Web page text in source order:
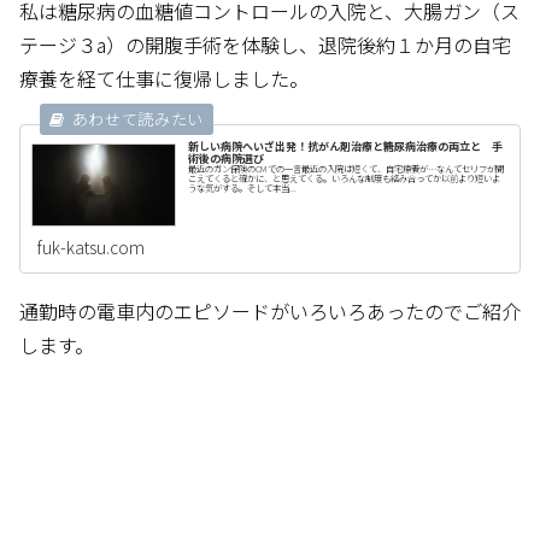
私は糖尿病の血糖値コントロールの入院と、大腸ガン（ス
テージ３a）の開腹手術を体験し、退院後約１か月の自宅
療養を経て仕事に復帰しました。
新しい病院へいざ出発！抗がん剤治療と糖尿病治療の両立と 手
術後の病院選び
最近のガン保険のCMでの一言最近の入院は短くて、自宅療養が…なんてセリフが聞
こえてくると確かに、と思えてくる。いろんな制度も絡み合ってか以前より短いよ
うな気がする。そして本当...
fuk-katsu.com
通勤時の電車内のエピソードがいろいろあったのでご紹介
します。